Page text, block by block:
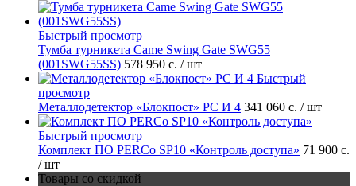
Быстрый просмотр
Тумба турникета Came Swing Gate SWG55
(001SWG55SS) 578 950 с. / шт
Быстрый
просмотр
Металлодетектор «Блокпост» PC И 4 341 060 с. / шт
Быстрый просмотр
Комплект ПО PERCo SP10 «Контроль доступа» 71 900 с.
/ шт
Товары со скидкой